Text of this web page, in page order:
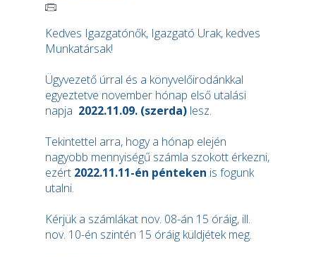
Kedves Igazgatónők, Igazgató Urak, kedves
Munkatársak!
Ügyvezető úrral és a könyvelőirodánkkal
egyeztetve november hónap első utalási
napja 2022.11.09. (szerda) lesz.
Tekintettel arra, hogy a hónap elején
nagyobb mennyiségű számla szokott érkezni,
ezért 2022.11.11-én pénteken is fogunk
utalni.
Kérjük a számlákat nov. 08-án 15 óráig, ill.
nov. 10-én szintén 15 óráig küldjétek meg.